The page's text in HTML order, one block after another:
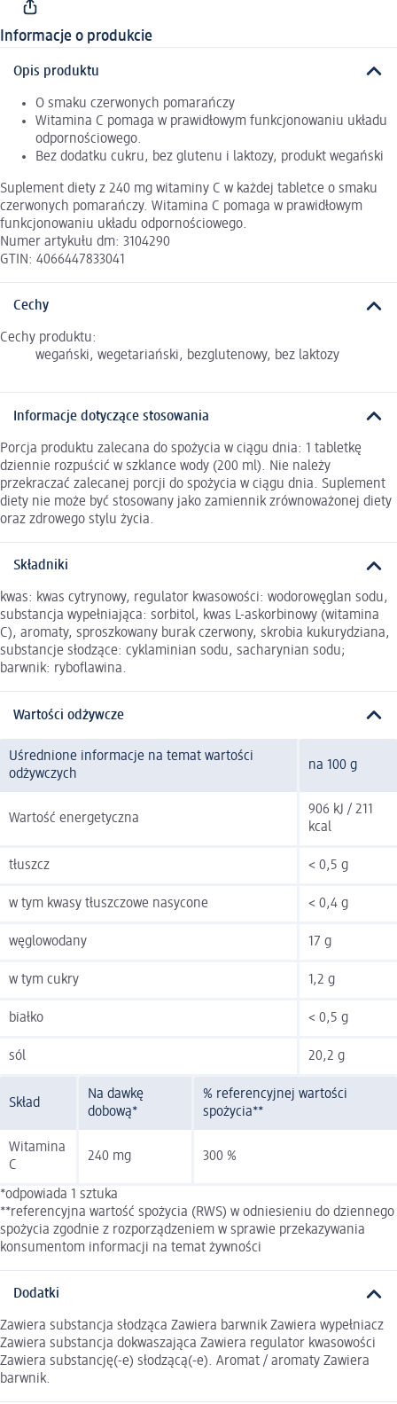
Informacje o produkcie
Opis produktu
O smaku czerwonych pomarańczy
Witamina C pomaga w prawidłowym funkcjonowaniu układu
odpornościowego.
Bez dodatku cukru, bez glutenu i laktozy, produkt wegański
Suplement diety z 240 mg witaminy C w każdej tabletce o smaku
czerwonych pomarańczy. Witamina C pomaga w prawidłowym
funkcjonowaniu układu odpornościowego.
Numer artykułu dm: 3104290
GTIN: 4066447833041
Cechy
Cechy produktu:
wegański, wegetariański, bezglutenowy, bez laktozy
Informacje dotyczące stosowania
Porcja produktu zalecana do spożycia w ciągu dnia: 1 tabletkę
dziennie rozpuścić w szklance wody (200 ml). Nie należy
przekraczać zalecanej porcji do spożycia w ciągu dnia. Suplement
diety nie może być stosowany jako zamiennik zrównoważonej diety
oraz zdrowego stylu życia.
Składniki
kwas: kwas cytrynowy, regulator kwasowości: wodorowęglan sodu,
substancja wypełniająca: sorbitol, kwas L-askorbinowy (witamina
C), aromaty, sproszkowany burak czerwony, skrobia kukurydziana,
substancje słodzące: cyklaminian sodu, sacharynian sodu;
barwnik: ryboflawina.
Wartości odżywcze
Uśrednione informacje na temat wartości
odżywczych
na 100 g
Wartość energetyczna
906 kJ / 211
kcal
tłuszcz < 0,5 g
w tym kwasy tłuszczowe nasycone < 0,4 g
węglowodany 17 g
w tym cukry 1,2 g
białko < 0,5 g
sól 20,2 g
Skład
Na dawkę
dobową*
% referencyjnej wartości
spożycia**
Witamina
C
240 mg 300 %
*odpowiada 1 sztuka
**referencyjna wartość spożycia (RWS) w odniesieniu do dziennego
spożycia zgodnie z rozporządzeniem w sprawie przekazywania
konsumentom informacji na temat żywności
Dodatki
Zawiera substancja słodząca Zawiera barwnik Zawiera wypełniacz
Zawiera substancja dokwaszająca Zawiera regulator kwasowości
Zawiera substancję(-e) słodzącą(-e). Aromat / aromaty Zawiera
barwnik.